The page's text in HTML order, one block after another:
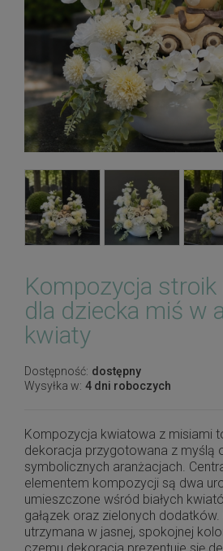
Kompozycja
dla dziecka miś w
kwiaty
Dostępność: dostępny
Wysyłka w: 4 dni roboczych
Kompozycja kwiatowa z misiami
dekoracja przygotowana z myślą
symbolicznych aranżacjach.
elementem kompozycji są dwa
umieszczone wśród białych
gałązek oraz zielonych dodatków.
utrzymana w jasnej, spokojnej